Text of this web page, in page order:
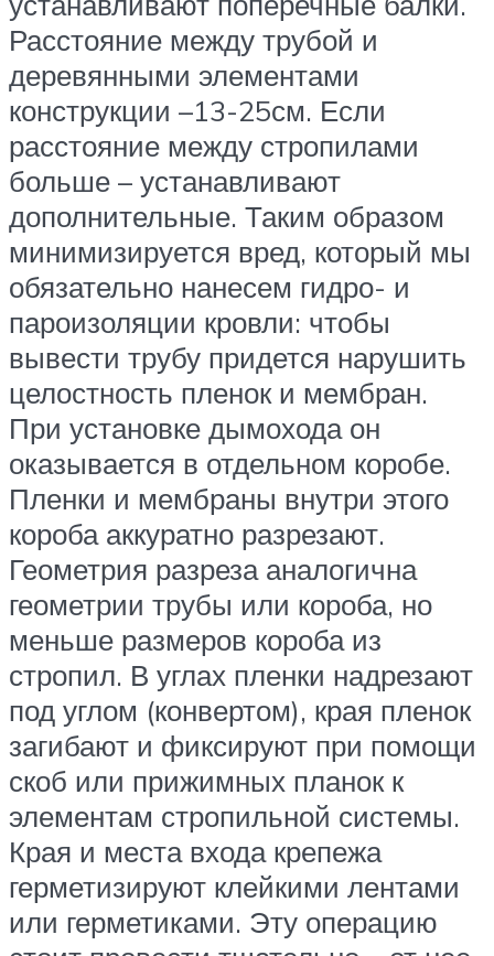
Расстояние между трубой и
деревянными элементами
конструкции –13-25см. Если
расстояние между стропилами
больше – устанавливают
дополнительные. Таким образом
минимизируется вред, который мы
обязательно нанесем гидро- и
пароизоляции кровли: чтобы
вывести трубу придется нарушить
целостность пленок и мембран.
При установке дымохода он
оказывается в отдельном коробе.
Пленки и мембраны внутри этого
короба аккуратно разрезают.
Геометрия разреза аналогична
геометрии трубы или короба, но
меньше размеров короба из
стропил. В углах пленки надрезают
под углом (конвертом), края пленок
загибают и фиксируют при помощи
скоб или прижимных планок к
элементам стропильной системы.
Края и места входа крепежа
герметизируют клейкими лентами
или герметиками. Эту операцию